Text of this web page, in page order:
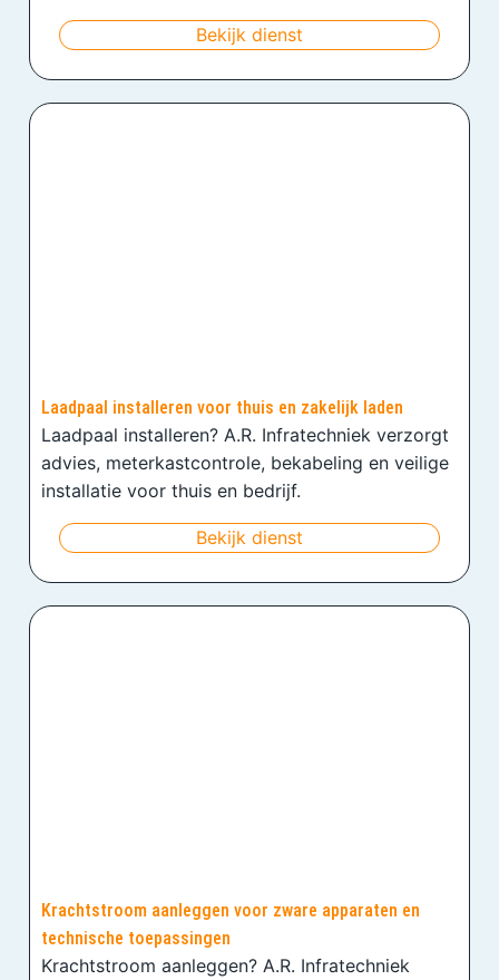
Bekijk dienst
Laadpaal installeren voor thuis en zakelijk laden
Laadpaal installeren? A.R. Infratechniek verzorgt
advies, meterkastcontrole, bekabeling en veilige
installatie voor thuis en bedrijf.
Bekijk dienst
Krachtstroom aanleggen voor zware apparaten en
technische toepassingen
Krachtstroom aanleggen? A.R. Infratechniek